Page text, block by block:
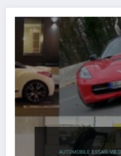
AUTOMOBILE ESSAIS VIE